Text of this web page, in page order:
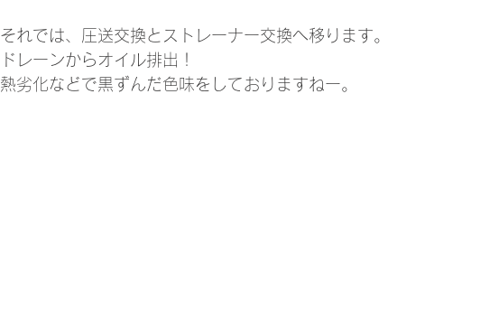
それでは、圧送交換とストレーナー交換へ移ります。
ドレーンからオイル排出！
熱劣化などで黒ずんだ色味をしておりますねー。